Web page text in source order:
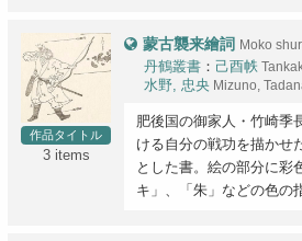
作品タイトル
3 items
蒙古襲来繪詞 Moko
丹鶴叢書： 己酉帙
水野, 忠央Mizuno,
肥後国の御家人・竹崎季
ける自分の戦功を描かせ
とした書。絵の部分に彩
キ」、「朱」などの色の